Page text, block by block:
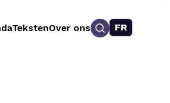
TekstenOver ons FR